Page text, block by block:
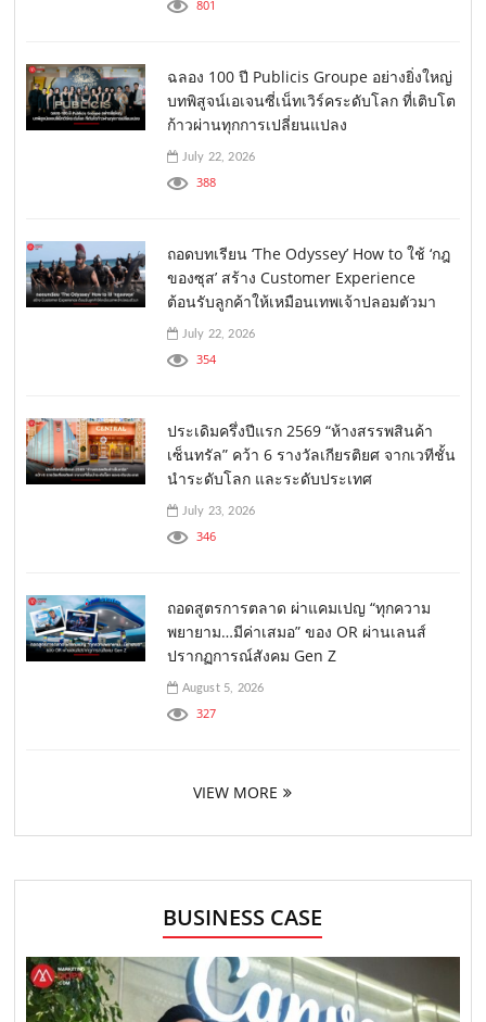
801
ฉลอง 100 ปี Publicis Groupe อย่างยิ่งใหญ่
บทพิสูจน์เอเจนซี่เน็ทเวิร์คระดับโลก ที่เติบโต
ก้าวผ่านทุกการเปลี่ยนแปลง
July 22, 2026
388
ถอดบทเรียน ‘The Odyssey’ How to ใช้ ‘กฎ
ของซุส’ สร้าง Customer Experience
ต้อนรับลูกค้าให้เหมือนเทพเจ้าปลอมตัวมา
July 22, 2026
354
ประเดิมครึ่งปีแรก 2569 “ห้างสรรพสินค้า
เซ็นทรัล” คว้า 6 รางวัลเกียรติยศ จากเวทีชั้น
นำระดับโลก และระดับประเทศ
July 23, 2026
346
ถอดสูตรการตลาด ผ่าแคมเปญ “ทุกความ
พยายาม…มีค่าเสมอ” ของ OR ผ่านเลนส์
ปรากฏการณ์สังคม Gen Z
August 5, 2026
327
VIEW MORE
BUSINESS CASE